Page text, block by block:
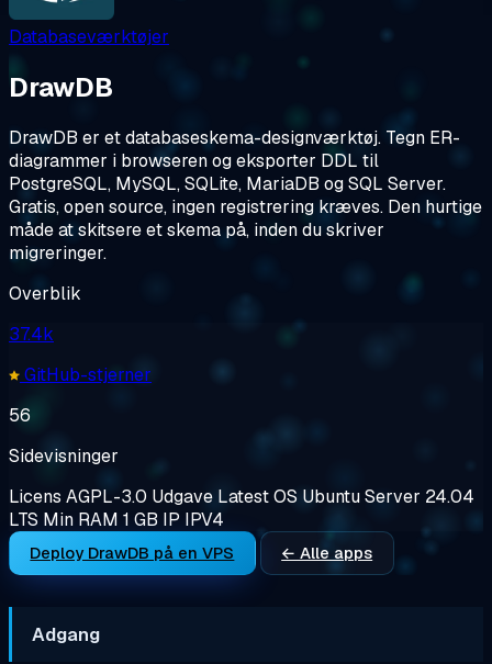
Databaseværktøjer
DrawDB
DrawDB er et databaseskema-designværktøj. Tegn ER-
diagrammer i browseren og eksporter DDL til
PostgreSQL, MySQL, SQLite, MariaDB og SQL Server.
Gratis, open source, ingen registrering kræves. Den hurtige
måde at skitsere et skema på, inden du skriver
migreringer.
Overblik
37.4k
GitHub-stjerner
56
Sidevisninger
Licens AGPL-3.0 Udgave LatestOS Ubuntu Server 24.04
LTS Min RAM 1 GB IP IPV4
Deploy DrawDB på en VPS ← Alle apps
Adgang